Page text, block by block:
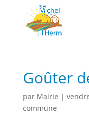
Goûter
par Mairie |
commune